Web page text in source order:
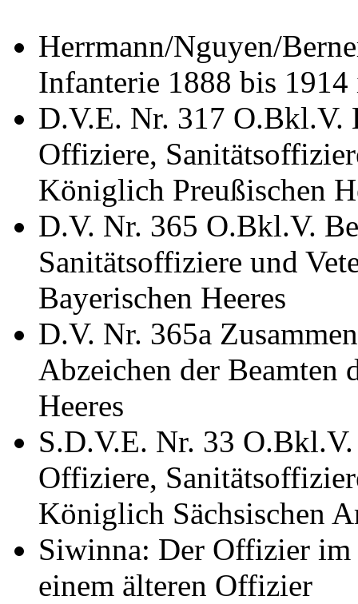
Herrmann/Nguyen/
Infanterie 1888 bis 1914
D.V.E. Nr. 317
Offiziere,
Königlich Preußischen
D.V. Nr. 365 O.Bkl.V.
Sanitätsoffiziere und
Bayerischen Heeres
D.V. Nr. 365a
Abzeichen der Beamten
Heeres
S.D.V.E. Nr. 33
Offiziere,
Königlich Sächsischen
Siwinna: Der Offizier im
einem älteren Offizier